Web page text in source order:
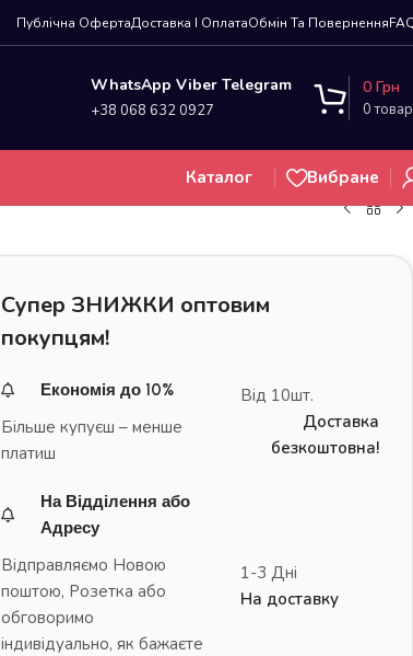
Публічна ОфертаДоставка І ОплатаОбмін Та Повернення
WhatsApp Viber Telegram
+38 068 632 0927 0
0 Грн
Каталог
Вибране
Супер ЗНИЖКИ оптовим
покупцям!
Економія до 10%
Більше купуєш – менше
платиш
Від 10шт.
Доставка
безкоштовна!
На Відділення або
Адресу
Відправляємо Новою
поштою, Розетка або
обговоримо
індивідуально, як бажаєте
1-3 Дні
На доставку